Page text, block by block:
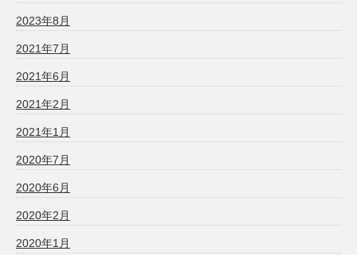
2023年8月
2021年7月
2021年6月
2021年2月
2021年1月
2020年7月
2020年6月
2020年2月
2020年1月